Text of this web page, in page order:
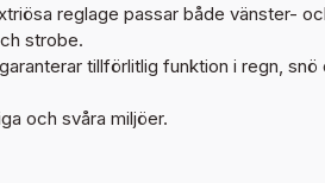
reglage passar både vänster-
strobe.
tillförlitlig funktion i regn, snö
och svåra miljöer.